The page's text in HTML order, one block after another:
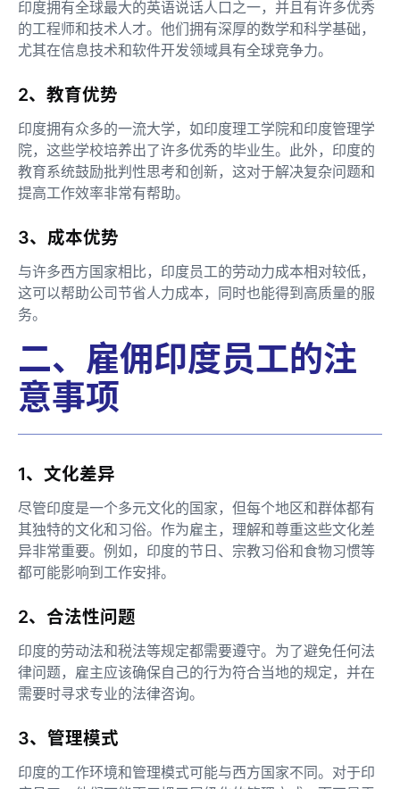
印度拥有全球最大的英语说话人口之一，并且有许多优秀
的工程师和技术人才。他们拥有深厚的数学和科学基础，
尤其在信息技术和软件开发领域具有全球竞争力。
2、教育优势
印度拥有众多的一流大学，如印度理工学院和印度管理学
院，这些学校培养出了许多优秀的毕业生。此外，印度的
教育系统鼓励批判性思考和创新，这对于解决复杂问题和
提高工作效率非常有帮助。
3、成本优势
与许多西方国家相比，印度员工的劳动力成本相对较低，
这可以帮助公司节省人力成本，同时也能得到高质量的服
务。
二、雇佣印度员工的注
意事项
1、文化差异
尽管印度是一个多元文化的国家，但每个地区和群体都有
其独特的文化和习俗。作为雇主，理解和尊重这些文化差
异非常重要。例如，印度的节日、宗教习俗和食物习惯等
都可能影响到工作安排。
2、合法性问题
印度的劳动法和税法等规定都需要遵守。为了避免任何法
律问题，雇主应该确保自己的行为符合当地的规定，并在
需要时寻求专业的法律咨询。
3、管理模式
印度的工作环境和管理模式可能与西方国家不同。对于印